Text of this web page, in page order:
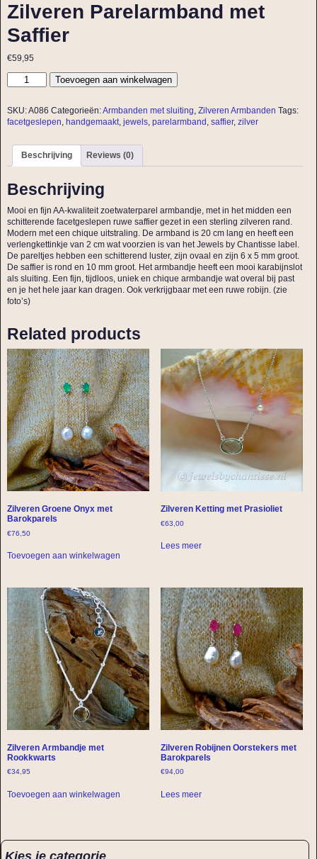
Zilveren Parelarmband met
Saffier
€59,95
Toevoegen aan winkelwagen
SKU:A086 Categorieën:Armbanden met sluiting, Zilveren Armbanden Tags:
facetgeslepen, handgemaakt, jewels, parelarmband, saffier, zilver
Beschrijving Reviews (0)
Beschrijving
Mooi en fijn AA-kwaliteit zoetwaterparel armbandje, met in het midden een
schitterende facetgeslepen ruwe saffier gezet in een sterling zilveren rand.
Modern met een chique uitstraling. De armband is 20 cm lang en heeft een
verlengkettinkje van 2 cm wat voorzien is van het Jewels by Chantisse label.
De pareltjes hebben een schitterend luster, zijn ovaal en zijn 6 x 5 mm groot.
De saffier is rond en 10 mm groot. Het armbandje heeft een mooi karabijnslot
als sluiting. Een fijn, tijdloos, uniek en chique armbandje wat overal bij past
en je het hele jaar kan dragen. Ook verkrijgbaar met een ruwe robijn. (zie
foto’s)
Related products
Zilveren Groene Onyx met
Barokparels
€76,50
Toevoegen aan winkelwagen
Zilveren Ketting met Prasioliet
€63,00
Lees meer
Zilveren Armbandje met
Rookkwarts
€34,95
Toevoegen aan winkelwagen
Zilveren Robijnen Oorstekers met
Barokparels
€94,00
Lees meer